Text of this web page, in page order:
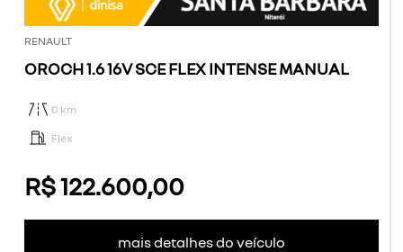
RENAULT
OROCH 1.6 16V SCE FLEX INTENSE MANUAL
0 km
Flex
R$ 122.600,00
mais detalhes do veículo